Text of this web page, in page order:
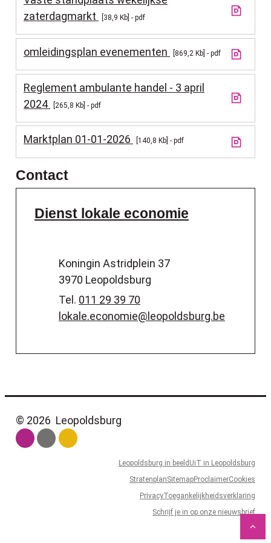
zaterdagmarkt
38,9 Kb pdf
omleidingsplan evenementen 869,2 Kb pdf
Reglement ambulante handel - 3 april
2024
265,8 Kb pdf
Marktplan 01-01-2026 140,8 Kb pdf
Contact
Dienst lokale economie
AdresKoningin Astridplein 37
,3970 Leopoldsburg
011 29 39 70
E-maillokale.economie@ leopoldsburg.be
© 2026 Leopoldsburg
Leopoldsburg in beeld UiT in Leopoldsburg
StratenplanSitemapProclaimerCookies
PrivacyToegankelijkheidsverklaring
Schrijf je in op onze nieuwsbrief